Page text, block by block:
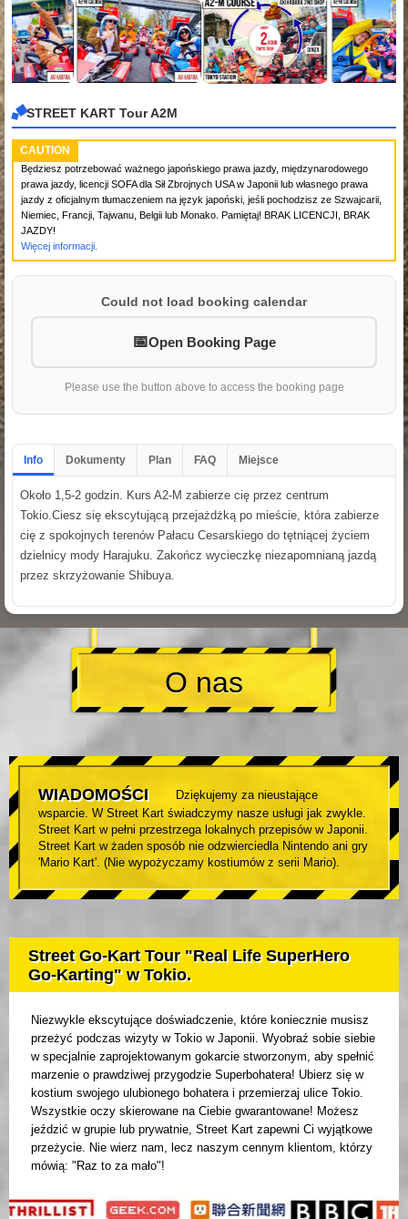
STREET KART Tour A2M
CAUTION
Będziesz potrzebować ważnego japońskiego prawa jazdy, międzynarodowego
prawa jazdy, licencji SOFA dla Sił Zbrojnych USA w Japonii lub własnego prawa
jazdy z oficjalnym tłumaczeniem na język japoński, jeśli pochodzisz ze Szwajcarii,
Niemiec, Francji, Tajwanu, Belgii lub Monako. Pamiętaj! BRAK LICENCJI, BRAK
JAZDY!
Więcej informacji.
Could not load booking calendar
Open Booking Page
Please use the button above to access the booking page
Info Dokumenty Plan FAQ Miejsce
Około 1,5-2 godzin. Kurs A2-M zabierze cię przez centrum
Tokio.Ciesz się ekscytującą przejażdżką po mieście, która zabierze
cię z spokojnych terenów Pałacu Cesarskiego do tętniącej życiem
dzielnicy mody Harajuku. Zakończ wycieczkę niezapomnianą jazdą
przez skrzyżowanie Shibuya.
O nas
WIADOMOŚCI
Dziękujemy za nieustające
wsparcie. W Street Kart świadczymy nasze usługi jak zwykle.
Street Kart w pełni przestrzega lokalnych przepisów w Japonii.
Street Kart w żaden sposób nie odzwierciedla Nintendo ani gry
'Mario Kart'. (Nie wypożyczamy kostiumów z serii Mario).
Street Go-Kart Tour "Real Life SuperHero
Go-Karting" w Tokio.
Niezwykle ekscytujące doświadczenie, które koniecznie musisz
przeżyć podczas wizyty w Tokio w Japonii. Wyobraź sobie siebie
w specjalnie zaprojektowanym gokarcie stworzonym, aby spełnić
marzenie o prawdziwej przygodzie Superbohatera! Ubierz się w
kostium swojego ulubionego bohatera i przemierzaj ulice Tokio.
Wszystkie oczy skierowane na Ciebie gwarantowane! Możesz
jeździć w grupie lub prywatnie, Street Kart zapewni Ci wyjątkowe
przeżycie. Nie wierz nam, lecz naszym cennym klientom, którzy
mówią: "Raz to za mało"!